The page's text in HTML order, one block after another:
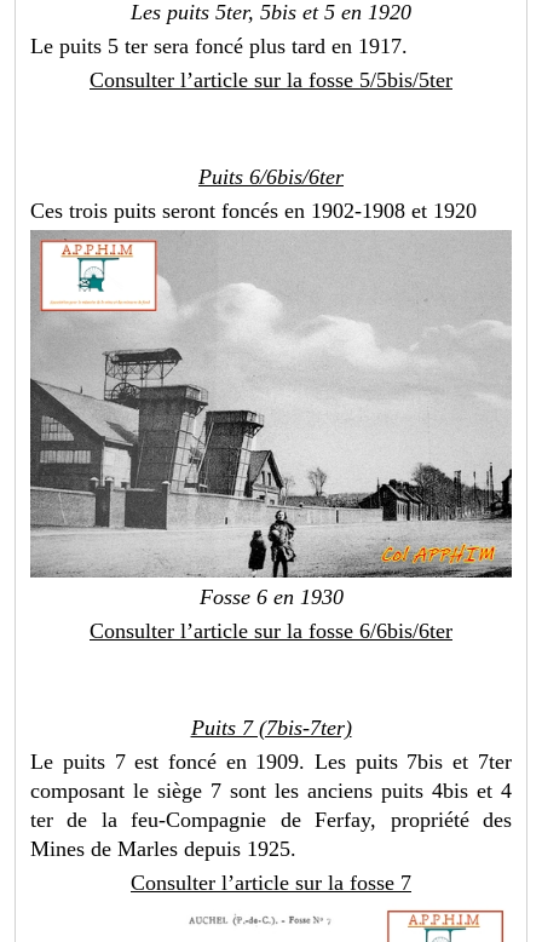
Les puits 5ter, 5bis et 5 en 1920
Le puits 5 ter sera foncé plus tard en 1917.
Consulter l’article sur la fosse 5/5bis/5ter
Puits 6/6bis/6ter
Ces trois puits seront foncés en 1902-1908 et 1920
Fosse 6 en 1930
Consulter l’article sur la fosse 6/6bis/6ter
Puits 7 (7bis-7ter)
Le puits 7 est foncé en 1909. Les puits 7bis et 7ter
composant le siège 7 sont les anciens puits 4bis et 4
ter de la feu-Compagnie de Ferfay, propriété des
Mines de Marles depuis 1925.
Consulter l’article sur la fosse 7